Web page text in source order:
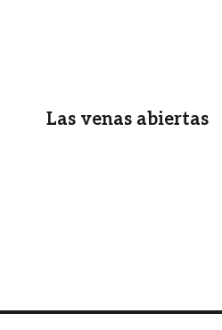
Las venas abiertas